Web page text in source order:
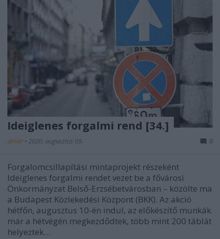
Ideiglenes forgalmi rend [34.]
amier • 2020. augusztus 09. 0
Forgalomcsillapítási mintaprojekt részeként
Ideiglenes forgalmi rendet vezet be a fővárosi
Önkormányzat Belső-Erzsébetvárosban – közölte ma
a Budapest Közlekedési Központ (BKK). Az akció
hétfőn, augusztus 10-én indul, az előkészítő munkák
már a hétvégén megkezdődtek, több mint 200 táblát
helyeztek…